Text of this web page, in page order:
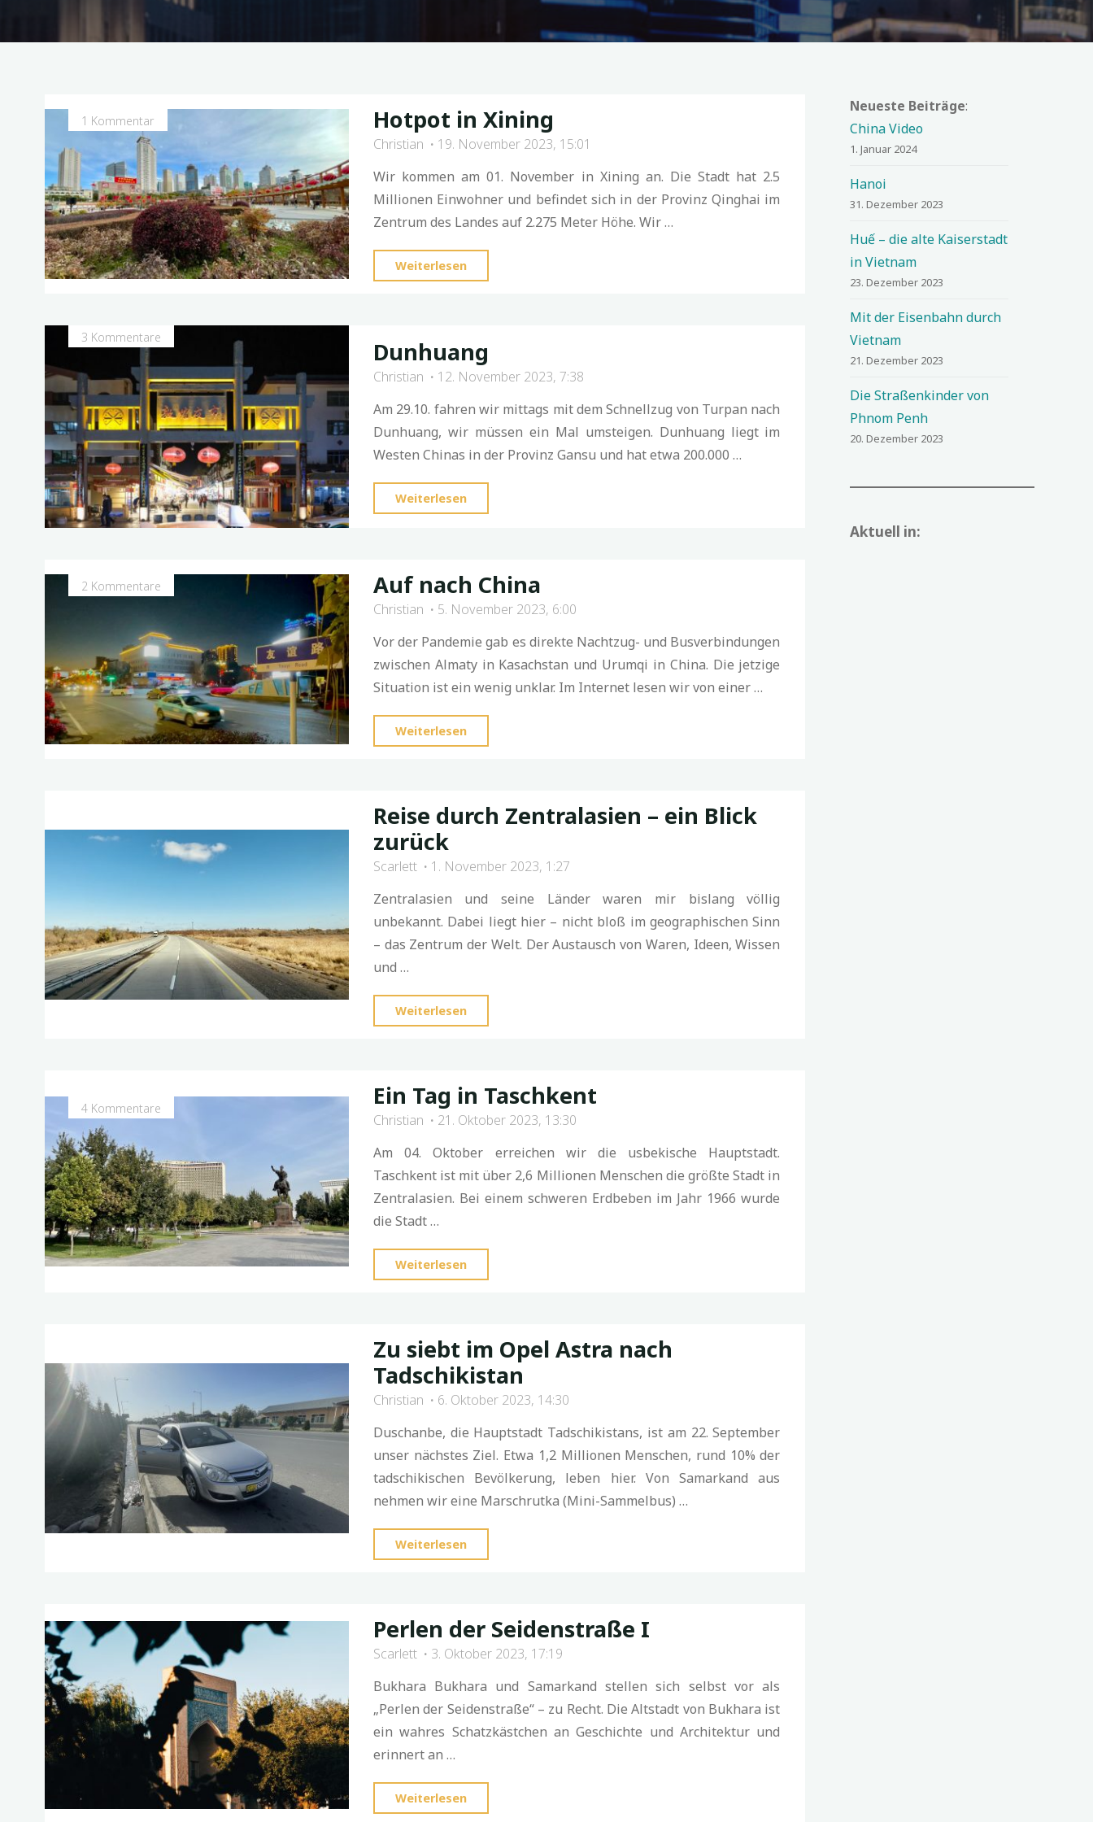
1 Kommentar Hotpot in Xining
Christian
19. November 2023, 15:01
Wir kommen am 01. November in Xining an. Die Stadt hat 2.5
Millionen Einwohner und befindet sich in der Provinz Qinghai im
Zentrum des Landes auf 2.275 Meter Höhe. Wir …
Weiterlesen
in
3 Kommentare
Dunhuang
Christian
12. November 2023, 7:38
Am 29.10. fahren wir mittags mit dem Schnellzug von Turpan nach
Dunhuang, wir müssen ein Mal umsteigen. Dunhuang liegt im
Westen Chinas in der Provinz Gansu und hat etwa 200.000 …
Weiterlesen
2 Kommentare Auf nach China
Christian
5. November 2023, 6:00
Vor der Pandemie gab es direkte Nachtzug- und Busverbindungen
zwischen Almaty in Kasachstan und Urumqi in China. Die jetzige
Situation ist ein wenig unklar. Im Internet lesen wir von einer …
Weiterlesen
nach
Reise durch Zentralasien – ein Blick
zurück
Scarlett
1. November 2023, 1:27
Zentralasien und seine Länder waren mir bislang völlig
unbekannt. Dabei liegt hier – nicht bloß im geographischen Sinn
– das Zentrum der Welt. Der Austausch von Waren, Ideen, Wissen
und …
Weiterlesen
durch
ein
Blick
4 Kommentare Ein Tag in Taschkent
Christian
21. Oktober 2023, 13:30
Am 04. Oktober erreichen wir die usbekische Hauptstadt.
Taschkent ist mit über 2,6 Millionen Menschen die größte Stadt in
Zentralasien. Bei einem schweren Erdbeben im Jahr 1966 wurde
die Stadt …
Weiterlesen
Tag
Zu siebt im Opel Astra nach
Tadschikistan
Christian
6. Oktober 2023, 14:30
Duschanbe, die Hauptstadt Tadschikistans, ist am 22. September
unser nächstes Ziel. Etwa 1,2 Millionen Menschen, rund 10% der
tadschikischen Bevölkerung, leben hier. Von Samarkand aus
nehmen wir eine Marschrutka (Mini-Sammelbus) …
Weiterlesen
siebt
Astra
nach
Tadschikistan"
Perlen der Seidenstraße I
Scarlett
3. Oktober 2023, 17:19
Bukhara Bukhara und Samarkand stellen sich selbst vor als
„Perlen der Seidenstraße“ – zu Recht. Die Altstadt von Bukhara ist
ein wahres Schatzkästchen an Geschichte und Architektur und
erinnert an …
Weiterlesen
Neueste Beiträge:
China Video
1. Januar 2024
Hanoi
31. Dezember 2023
Huế – die alte Kaiserstadt
in Vietnam
23. Dezember 2023
Mit der Eisenbahn durch
Vietnam
21. Dezember 2023
Die Straßenkinder von
Phnom Penh
20. Dezember 2023
Aktuell in: